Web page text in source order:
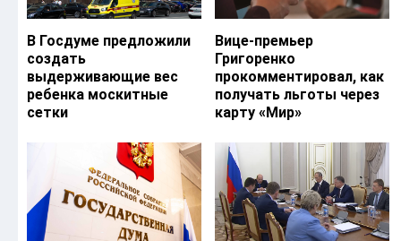
В Госдуме предложили
создать
выдерживающие вес
ребенка москитные
сетки
Вице-премьер
Григоренко
прокомментировал, как
получать льготы через
карту «Мир»